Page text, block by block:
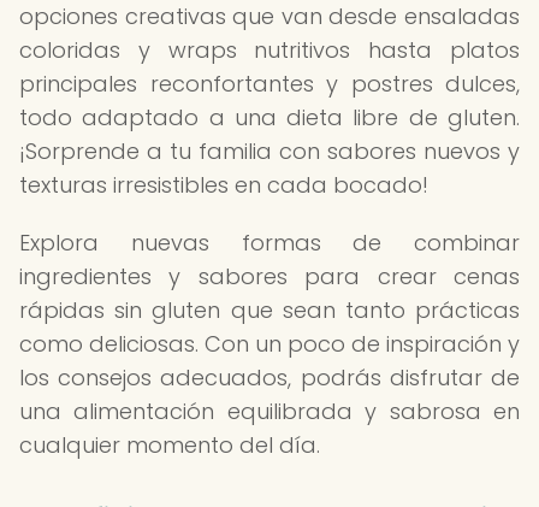
opciones creativas que van desde ensaladas
coloridas y wraps nutritivos hasta platos
principales reconfortantes y postres dulces,
todo adaptado a una dieta libre de gluten.
¡Sorprende a tu familia con sabores nuevos y
texturas irresistibles en cada bocado!
Explora nuevas formas de combinar
ingredientes y sabores para crear cenas
rápidas sin gluten que sean tanto prácticas
como deliciosas. Con un poco de inspiración y
los consejos adecuados, podrás disfrutar de
una alimentación equilibrada y sabrosa en
cualquier momento del día.